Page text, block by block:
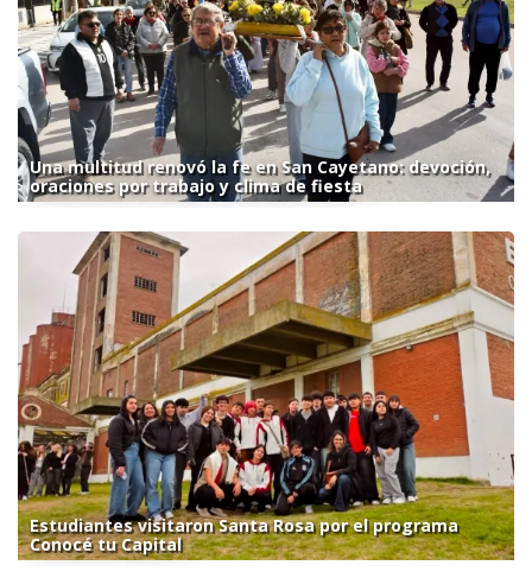
Una multitud renovó la fe en San Cayetano: devoción,
oraciones por trabajo y clima de fiesta
Estudiantes visitaron Santa Rosa por el programa
Conocé tu Capital